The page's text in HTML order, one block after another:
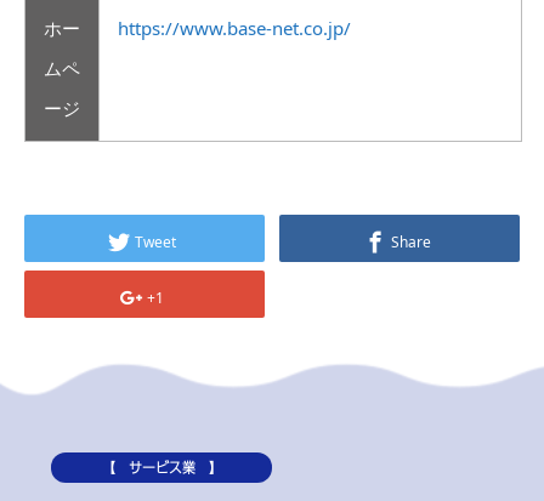
ホー
ムペ
ージ
https://www.base-net.co.jp/
Tweet Share
+1
【 サービス業 】